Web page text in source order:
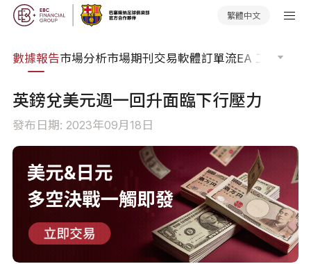
繁體中文
數據報告市場分析市場期刊交易軟體訂單流EA 工具庫
英鎊兌美元週一回升面臨下行壓力
發布日期: 2023年09月18日